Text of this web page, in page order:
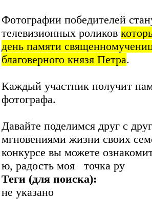
Фотографии победителей
телевизионных роликов
день памяти
благоверного князя Петра.
Каждый участник получит
фотографа.
Давайте поделимся друг с
мгновениями жизни своих
конкурсе вы можете
ю, радость моя точка ру
Теги (для поиска):
не указано